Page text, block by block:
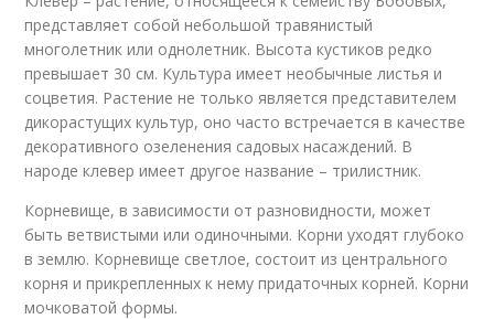
представляет собой небольшой травянистый
многолетник или однолетник. Высота кустиков редко
превышает 30 см. Культура имеет необычные листья и
соцветия. Растение не только является представителем
дикорастущих культур, оно часто встречается в качестве
декоративного озеленения садовых насаждений. В
народе клевер имеет другое название – трилистник.
Корневище, в зависимости от разновидности, может
быть ветвистыми или одиночными. Корни уходят глубоко
в землю. Корневище светлое, состоит из центрального
корня и прикрепленных к нему придаточных корней. Корни
мочковатой формы.